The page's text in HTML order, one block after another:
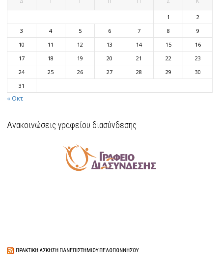
1
2
3
4 5 6 7 8
9
10
11 12 13 14 15
16
17
18 19 20 21 22
23
24
25 26 27 28 29
30
31
« Οκτ
Ανακοινώσεις γραφείου διασύνδεσης
ΠΡΑΚΤΙΚΉ ΆΣΚΗΣΗ ΠΑΝΕΠΙΣΤΗΜΊΟΥ ΠΕΛΟΠΟΝΝΉΣΟΥ